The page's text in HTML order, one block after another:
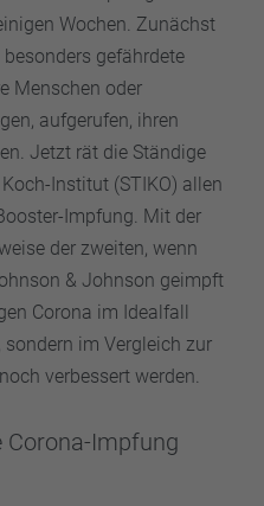
Wochen. Zunächst
gefährdete
Menschen oder
aufgerufen, ihren
Jetzt rät die Ständige
Institut (STIKO) allen
Impfung. Mit der
der zweiten, wenn
& Johnson geimpft
Corona im Idealfall
im Vergleich zur
verbessert werden.
Corona-Impfung